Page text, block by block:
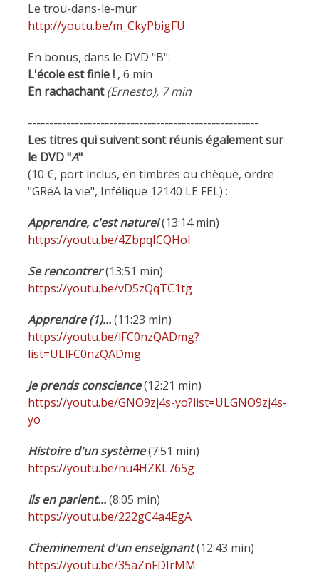
Le trou-dans-le-mur
http://youtu.be/m_CkyPbigFU
En bonus, dans le DVD "B":
L'école est finie ! , 6 min
En rachachant(Ernesto), 7 min
------------------------------------------------------
Les titres qui suivent sont réunis également sur
le DVD "A"
(10 €, port inclus, en timbres ou chèque, ordre
"GRéA la vie", Infélique 12140 LE FEL) :
Apprendre, c'est naturel(13:14 min)
https://youtu.be/4ZbpqICQHoI
Se rencontrer(13:51 min)
https://youtu.be/vD5zQqTC1tg
Apprendre (1)...(11:23 min)
https://youtu.be/lFC0nzQADmg?
list=ULlFC0nzQADmg
Je prends conscience(12:21 min)
https://youtu.be/GNO9zj4s-yo?list=ULGNO9zj4s-
yo
Histoire d'un système(7:51 min)
https://youtu.be/nu4HZKL765g
Ils en parlent...(8:05 min)
https://youtu.be/222gC4a4EgA
Cheminement d'un enseignant(12:43 min)
https://youtu.be/35aZnFDIrMM